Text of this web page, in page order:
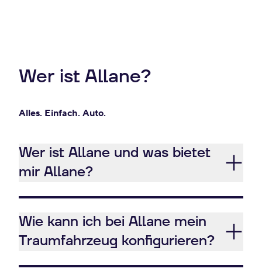
Wer ist Allane?
Alles. Einfach. Auto.
Wer ist Allane und was bietet
mir Allane?
Wie kann ich bei Allane mein
Traumfahrzeug konfigurieren?